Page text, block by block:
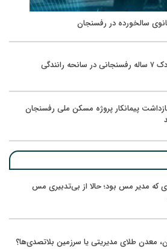
سالخورده در رفسنجان
رانندگی
پیمانکار پروژه مسکن ملی رفسنجان
که مدیر مس بود؛ حالا از بی‌تدبیری مس
معدن طلای مدیریتی یا سرزمین بلاتصدی‌ها؟